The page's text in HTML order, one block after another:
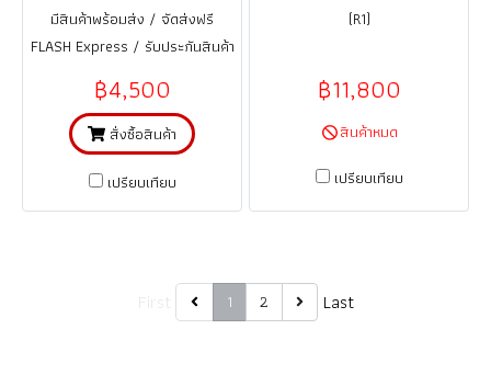
มีสินค้าพร้อมส่ง / จัดส่งฟรี
FLASH Express / รับประกันสินค้า
คู่มือ)
฿4,500
สั่งซื้อสินค้า
เปรียบเทียบ
(R1)
฿11,800
สินค้าหมด
เปรียบเทียบ
1 2 Last